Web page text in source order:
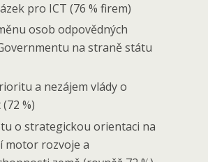
pro ICT (76 % firem)
osob odpovědných
na straně státu
a nezájem vlády o
%)
o strategickou orientaci na
motor rozvoje a